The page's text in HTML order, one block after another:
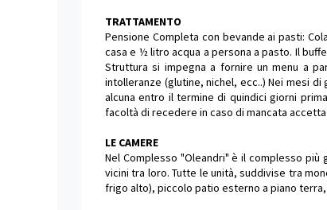
TRATTAMENTO
Pensione Completa con bevande ai pasti:
casa e ½ litro acqua a persona a pasto. Il
Struttura si impegna a fornire un menu a
intolleranze (glutine, nichel, ecc..) Nei mesi
alcuna entro il termine di quindici giorni
facoltà di recedere in caso di mancata
LE CAMERE
Nel Complesso "Oleandri" è il complesso
vicini tra loro. Tutte le unità, suddivise tra
frigo alto), piccolo patio esterno a piano